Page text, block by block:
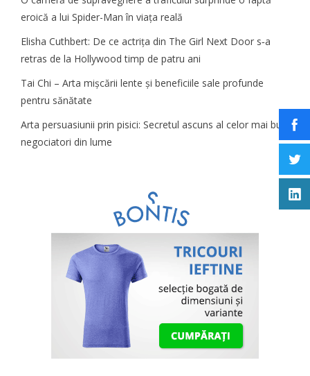
eroică a lui Spider-Man în viața reală
Elisha Cuthbert: De ce actrița din The Girl Next Door s‑a
retras de la Hollywood timp de patru ani
Tai Chi – Arta mișcării lente și beneficiile sale profunde
pentru sănătate
Arta persuasiunii prin pisici: Secretul ascuns al celor mai buni
negociatori din lume